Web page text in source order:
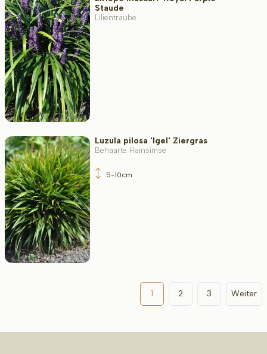
Staude
Lilientraube
Luzula pilosa 'Igel' Ziergras
Behaarte Hainsimse
5-10cm
1 2 3 Weiter